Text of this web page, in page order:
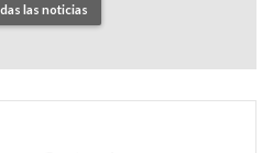
las noticias